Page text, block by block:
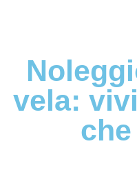
vela: